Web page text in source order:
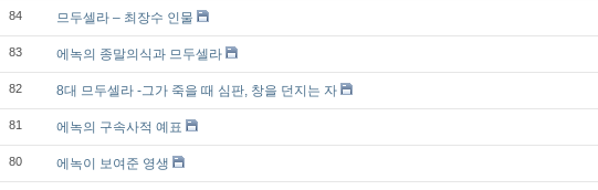
84 므두셀라 – 최장수 인물
83 에녹의 종말의식과 므두셀라
82 8대 므두셀라 -그가 죽을 때 심판, 창을 던지는 자
81 에녹의 구속사적 예표
80 에녹이 보여준 영생